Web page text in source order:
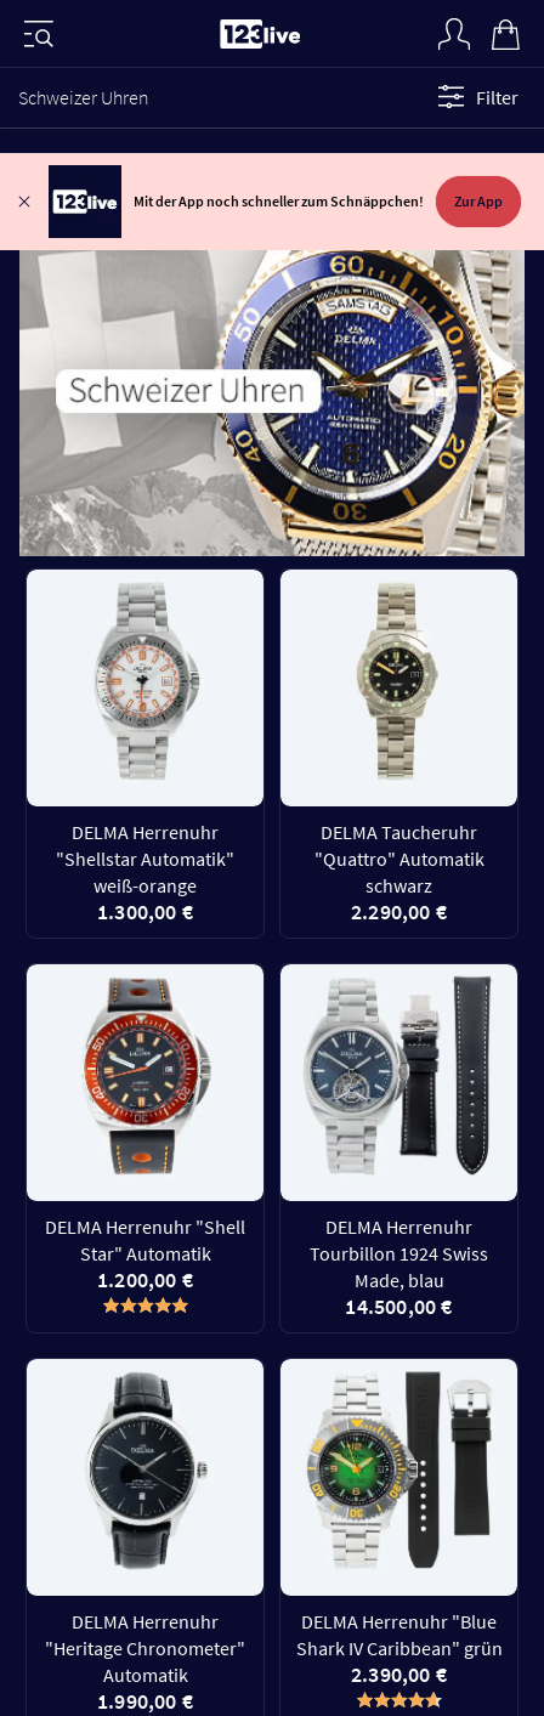
Schweizer Uhren Filter
Mit der App noch schneller zum Schnäppchen! Zur App
DELMA Herrenuhr
"Shellstar Automatik"
weiß-orange
1.300,00 €
DELMA Taucheruhr
"Quattro" Automatik
schwarz
2.290,00 €
DELMA Herrenuhr "Shell
Star" Automatik
1.200,00 €
DELMA Herrenuhr
Tourbillon 1924 Swiss
Made, blau
14.500,00 €
DELMA Herrenuhr
"Heritage Chronometer"
Automatik
1.990,00 €
DELMA Herrenuhr "Blue
Shark IV Caribbean" grün
2.390,00 €